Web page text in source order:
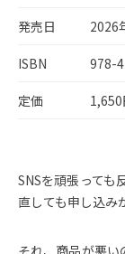
発売日 2026
ISBN 978-
定価 1,650
SNSを頑張っても
直しても申し込
それ、商品が悪